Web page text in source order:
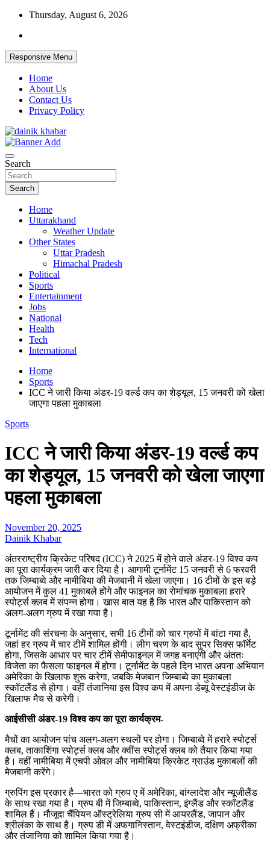
Skip
content
Thursday, August 6, 2026
Responsive Menu
Home
About Us
Contact Us
Privacy Policy
Dainikkhabar.in – Uttarakhand Daily
Hindi News Website
Search
Search
Home
Uttarakhand
Weather Update
Other States
Uttar Pradesh
Himachal Pradesh
Political
Sports
Entertainment
Jobs
National
Health
Tech
International
Home
Sports
ICC ने जारी किया अंडर-19 वर्ल्ड कप का शेड्यूल, 15 जनवरी को खेला
जाएगा पहला मुकाबला
Sports
ICC ने जारी किया अंडर-19 वर्ल्ड कप
का शेड्यूल, 15 जनवरी को खेला जाएगा
पहला मुकाबला
November 20, 2025
Dainik Khabar
अंतरराष्ट्रीय क्रिकेट परिषद (ICC) ने 2025 में होने वाले अंडर-19 विश्व कप
का पूरा कार्यक्रम जारी कर दिया है। आगामी टूर्नामेंट 15 जनवरी से 6 फरवरी
तक जिम्बाब्वे और नामीबिया की मेजबानी में खेला जाएगा। 16 टीमों के इस बड़े
आयोजन में कुल 41 मुकाबले होंगे और फाइनल का रोमांचक मुकाबला हरारे
स्पोर्ट्स क्लब में संपन्न होगा। खास बात यह है कि भारत और पाकिस्तान को
अलग-अलग ग्रुप में रखा गया है।
टूर्नामेंट की संरचना के अनुसार, सभी 16 टीमों को चार ग्रुपों में बांटा गया है,
जहां हर ग्रुप में चार टीमें शामिल होंगी। लीग चरण के बाद सुपर सिक्स फॉर्मेट
होगा, जिसके आधार पर चार टीमें सेमीफाइनल में जगह बनाएंगी और अंततः
विजेता का फैसला फाइनल में होगा। टूर्नामेंट के पहले दिन भारत अपना अभियान
अमेरिका के खिलाफ शुरू करेगा, जबकि मेजबान जिम्बाब्वे का मुकाबला
स्कॉटलैंड से होगा। वहीं तंजानिया इस विश्व कप में अपना डेब्यू वेस्टइंडीज के
खिलाफ मैच से करेगी।
आईसीसी अंडर-19 विश्व कप का पूरा कार्यक्रम-
मैचों का आयोजन पांच अलग-अलग स्थलों पर होगा। जिम्बाब्वे में हरारे स्पोर्ट्स
क्लब, ताकाशिंगा स्पोर्ट्स क्लब और क्वींस स्पोर्ट्स क्लब को तैयार किया गया
है। वहीं नामीबिया में एचपी ओवल और नामीबिया क्रिकेट ग्राउंड मुकाबलों की
मेजबानी करेंगे।
ग्रुपिंग इस प्रकार है—भारत को ग्रुप ए में अमेरिका, बांग्लादेश और न्यूजीलैंड
के साथ रखा गया है। ग्रुप बी में जिम्बाब्वे, पाकिस्तान, इंग्लैंड और स्कॉटलैंड
शामिल हैं। मौजूदा चैंपियन ऑस्ट्रेलिया ग्रुप सी में आयरलैंड, जापान और
श्रीलंका के साथ है। ग्रुप डी में अफगानिस्तान, वेस्टइंडीज, दक्षिण अफ्रीका
और तंजानिया को शामिल किया गया है।